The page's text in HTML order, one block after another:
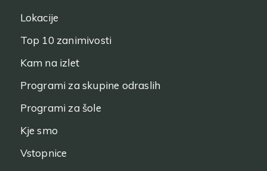
Lokacije
Top 10 zanimivosti
Kam na izlet
Programi za skupine odraslih
Programi za šole
Kje smo
Vstopnice